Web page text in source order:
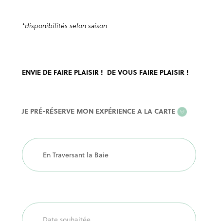
*disponibilités selon saison
ENVIE DE FAIRE PLAISIR ! DE VOUS FAIRE PLAISIR !
EXPERIENCE
CARTE
JE PRÉ-RÉSERVE MON EXPÉRIENCE A LA CARTE